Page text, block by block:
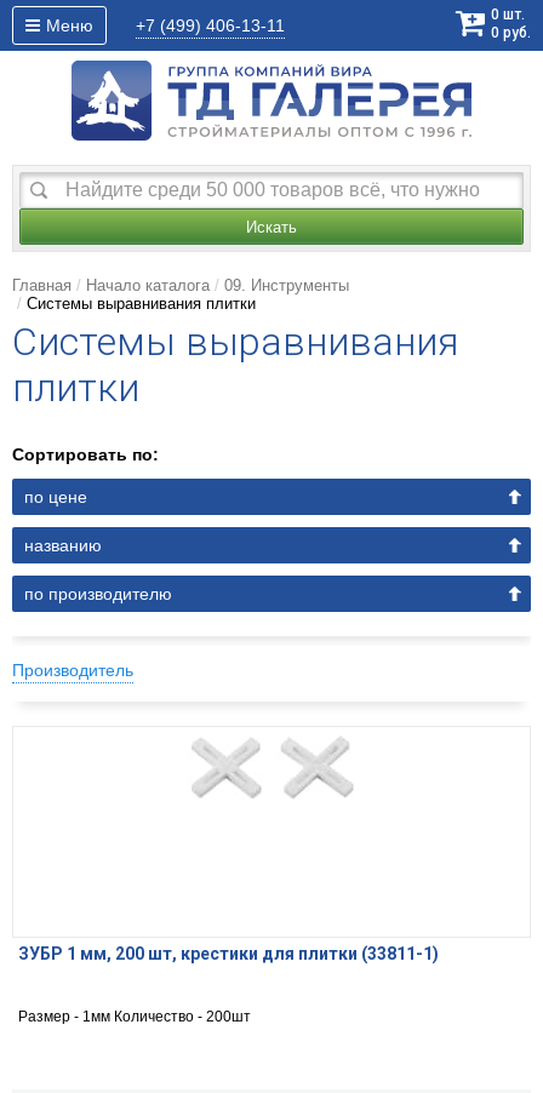
Меню +7 (499) 406-13-11
0 шт.
0 руб.
Искать
Главная Начало каталога
09. Инструменты
Системы выравнивания плитки
Системы выравнивания
плитки
Сортировать по:
по цене
названию
по производителю
Производитель
ЗУБР 1 мм, 200 шт, крестики для плитки (33811-1)
Размер - 1мм Количество - 200шт